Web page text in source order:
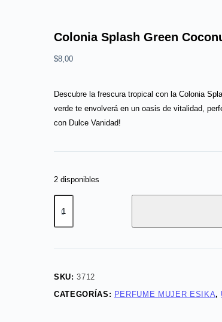
Colonia Splash Green
$8,00
Descubre la frescura tropical con la Colonia
verde te envolverá en un oasis de vitalidad,
con Dulce Vanidad!
2 disponibles
Splash
Green
esika
SKU:3712
CATEGORÍAS: PERFUME MUJER ESIKA,